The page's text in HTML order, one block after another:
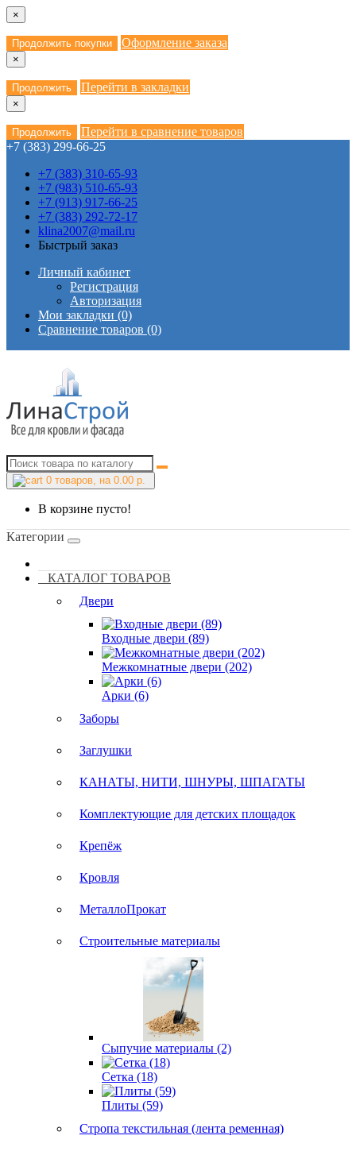
×
Продолжить покупки Оформление заказа
×
Продолжить Перейти в закладки
×
Продолжить
Перейти в сравнение товаров
+7 (383) 299-66-25
+7 (383) 310-65-93
+7 (983) 510-65-93
+7 (913) 917-66-25
+7 (383) 292-72-17
klina2007@mail.ru
Быстрый заказ
Личный кабинет
Регистрация
Авторизация
Мои закладки (0)
Сравнение товаров (0)
0 товаров, на 0.00 р.
В корзине пусто!
Категории
КАТАЛОГ ТОВАРОВ
Двери
Входные двери (89)
Межкомнатные двери (202)
Арки (6)
Заборы
Заглушки
КАНАТЫ, НИТИ, ШНУРЫ, ШПАГАТЫ
Комплектующие для детских площадок
Крепёж
Кровля
МеталлоПрокат
Строительные материалы
Сыпучие материалы (2)
Сетка (18)
Плиты (59)
Стропа текстильная (лента ременная)